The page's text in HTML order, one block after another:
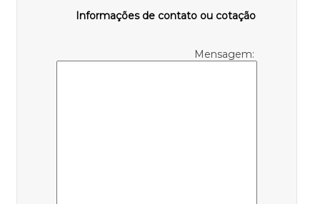
Informações de contato ou cotação
Mensagem: